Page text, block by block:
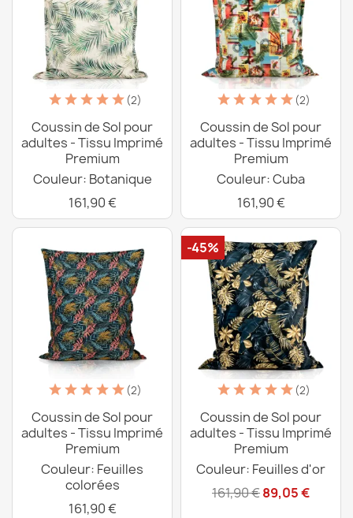
(2)
Coussin de Sol pour
adultes - Tissu Imprimé
Premium
Couleur: Botanique
161,90 €
(2)
Coussin de Sol pour
adultes - Tissu Imprimé
Premium
Couleur: Cuba
161,90 €
(2)
Coussin de Sol pour
adultes - Tissu Imprimé
Premium
Couleur: Feuilles
colorées
161,90 €
(2)
Coussin de Sol pour
adultes - Tissu Imprimé
Premium
Couleur: Feuilles d'or
161,90 €89,05 €
-45%